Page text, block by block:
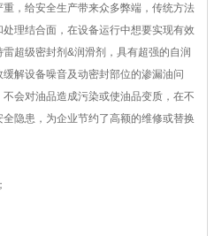
，给安全生产带来众多弊端，传统方法
理结合面，在设备运行中想要实现有效
超级密封剂&润滑剂，具有超强的自润
解设备噪音及动密封部位的渗漏油问
会对油品造成污染或使油品变质，在不
隐患，为企业节约了高额的维修或替换